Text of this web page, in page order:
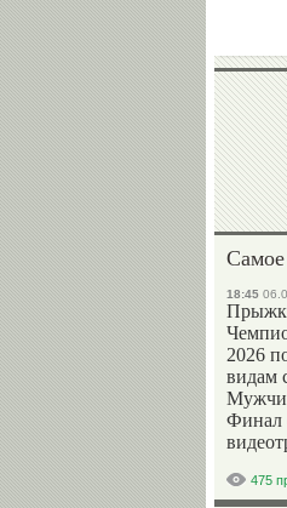
Самое
18:45
2026
видам
Финал
475